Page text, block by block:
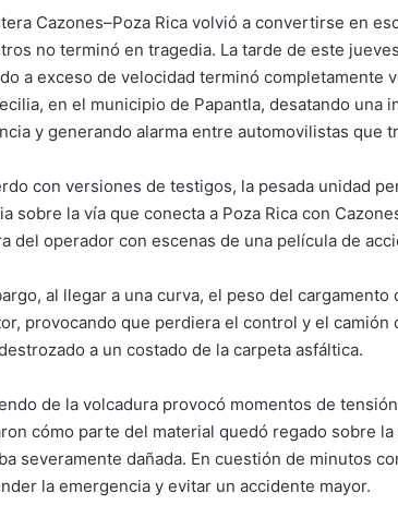
Cazones–Poza Rica volvió a convertirse en
no terminó en tragedia. La tarde de este
a exceso de velocidad terminó completamente
en el municipio de Papantla, desatando una
y generando alarma entre automovilistas que
con versiones de testigos, la pesada unidad
sobre la vía que conecta a Poza Rica con
del operador con escenas de una película de
al llegar a una curva, el peso del
provocando que perdiera el control y el
a un costado de la carpeta asfáltica.
de la volcadura provocó momentos de
cómo parte del material quedó regado sobre
severamente dañada. En cuestión de minutos
la emergencia y evitar un accidente mayor.